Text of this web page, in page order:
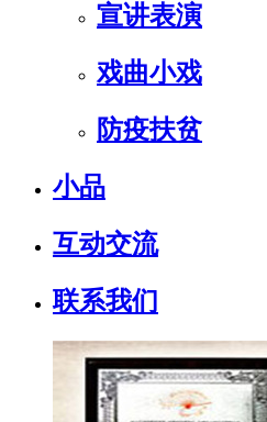
宣讲表演
戏曲小戏
防疫扶贫
小品
互动交流
联系我们